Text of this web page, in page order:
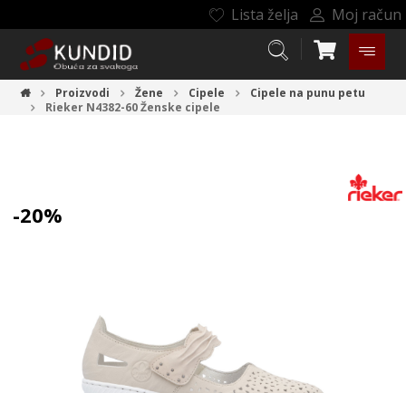
Lista želja Moj račun
Proizvodi Žene Cipele
Cipele na punu petu
Rieker N4382-60Ženske cipele
-20%